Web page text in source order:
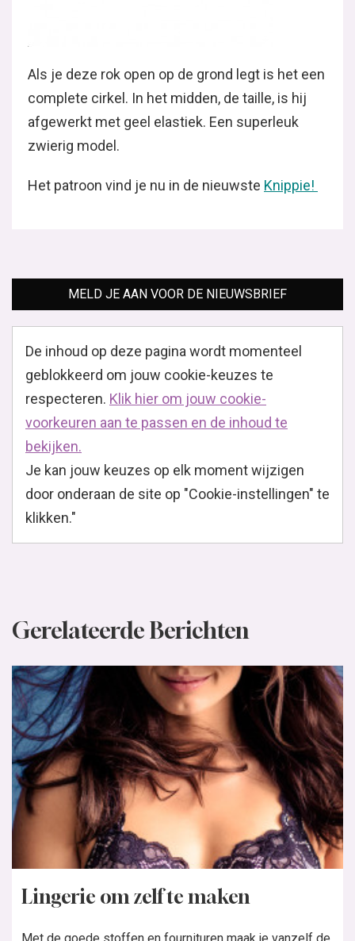
Als je deze rok open op de grond legt is het een
complete cirkel. In het midden, de taille, is hij
afgewerkt met geel elastiek. Een superleuk
zwierig model.
Het patroon vind je nu in de nieuwste Knippie!
MELD JE AAN VOOR DE NIEUWSBRIEF
De inhoud op deze pagina wordt momenteel
geblokkeerd om jouw cookie-keuzes te
respecteren. Klik hier om jouw cookie-
voorkeuren aan te passen en de inhoud te
bekijken.
Je kan jouw keuzes op elk moment wijzigen
door onderaan de site op "Cookie-instellingen" te
klikken."
Gerelateerde Berichten
Lingerie om zelf te maken